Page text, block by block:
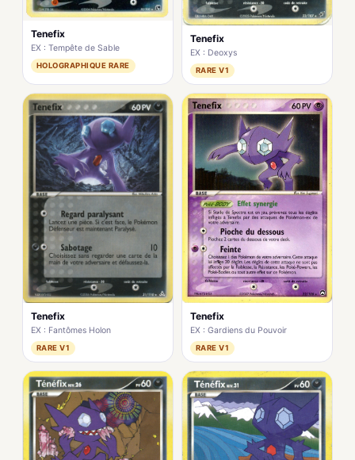
Tenefix
EX : Tempête de Sable
HOLOGRAPHIQUE RARE
Tenefix
EX : Deoxys
RARE V1
Tenefix
EX : Fantômes Holon
RARE V1
Tenefix
EX : Gardiens du Pouvoir
RARE V1